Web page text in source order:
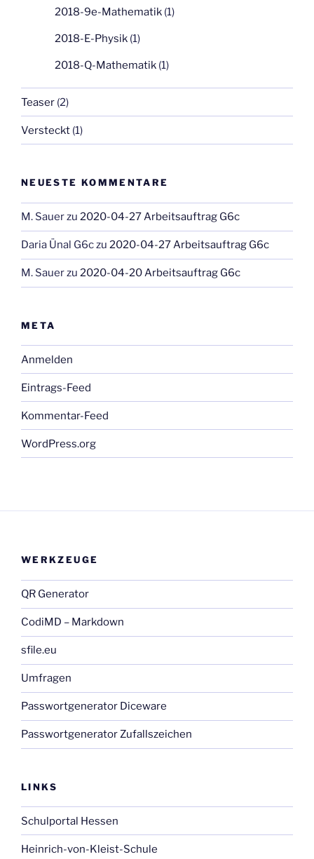
2018-9e-Mathematik (1)
2018-E-Physik (1)
2018-Q-Mathematik (1)
Teaser (2)
Versteckt (1)
NEUESTE KOMMENTARE
M. Sauerzu 2020-04-27 Arbeitsauftrag G6c
Daria Ünal G6czu 2020-04-27 Arbeitsauftrag G6c
M. Sauerzu 2020-04-20 Arbeitsauftrag G6c
META
Anmelden
Eintrags-Feed
Kommentar-Feed
WordPress.org
WERKZEUGE
QR Generator
CodiMD – Markdown
sfile.eu
Umfragen
Passwortgenerator Diceware
Passwortgenerator Zufallszeichen
LINKS
Schulportal Hessen
Heinrich-von-Kleist-Schule